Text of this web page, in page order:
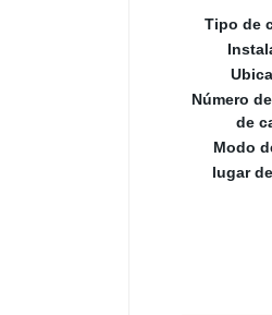
Tipo de
Número
de
Modo
lugar